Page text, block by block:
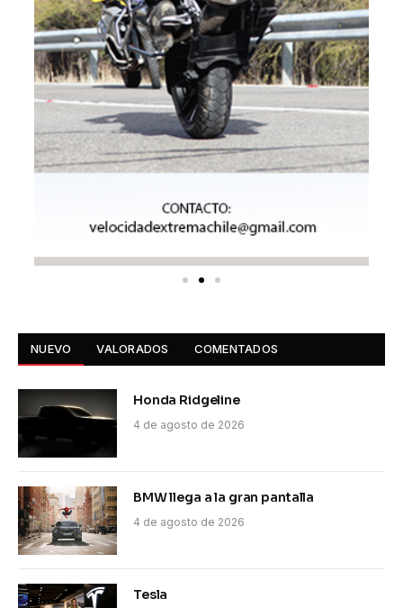
NUEVO VALORADOS COMENTADOS
Honda Ridgeline
4 de agosto de 2026
BMW llega a la gran pantalla
4 de agosto de 2026
Tesla